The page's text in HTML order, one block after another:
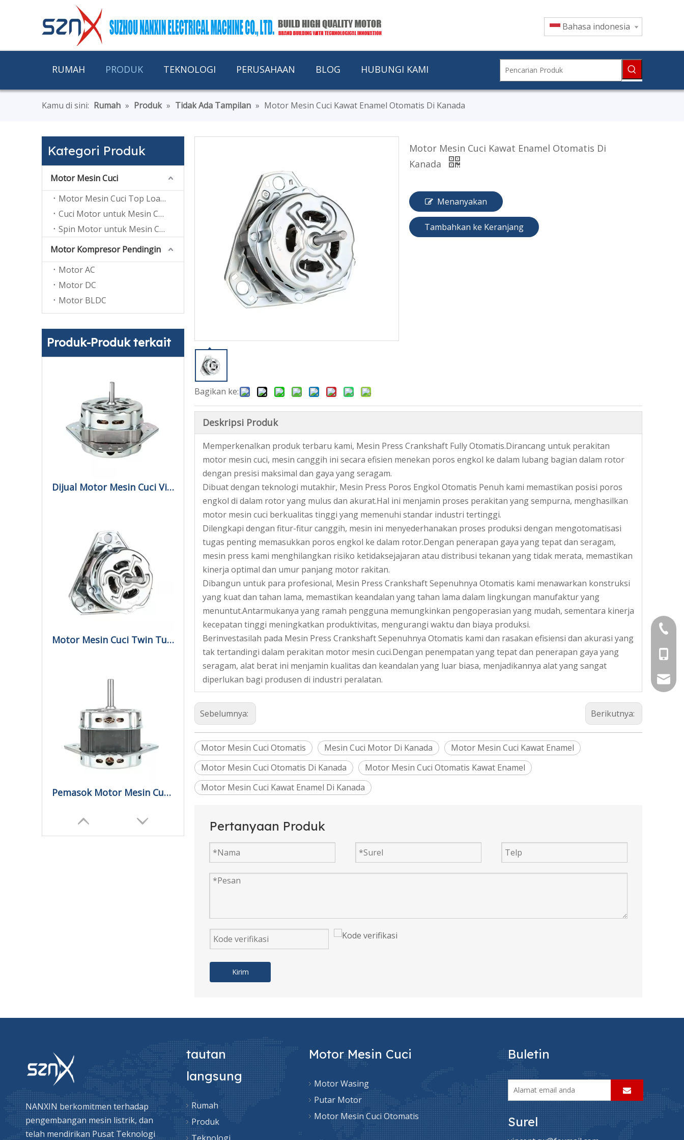
Bahasa indonesia
RUMAH PRODUK TEKNOLOGI PERUSAHAAN BLOG HUBUNGI KAMI
Kamu di sini: Rumah » Produk » Tidak Ada Tampilan » Motor Mesin Cuci Kawat Enamel Otomatis Di Kanada
Kategori Produk
Motor Mesin Cuci
Motor Mesin Cuci Top Loading
Cuci Motor untuk Mesin Cuci Twin Tub
Spin Motor untuk Mesin Cuci Twin Tub
Motor Kompresor Pendingin
Motor AC
Motor DC
Motor BLDC
Produk-Produk terkait
Dijual Motor Mesin Cuci Vintage Otomatis
Motor Mesin Cuci Twin Tub Otomatis Di India
Pemasok Motor Mesin Cuci Tanpa Sikat Otomatis
Dijual Mesin Cuci Rotor Twin Tub Motor
Bagikan ke:
Motor Mesin Cuci Kawat Enamel Otomatis Di
Kanada
Menanyakan
Tambahkan ke Keranjang
Deskripsi Produk
Memperkenalkan produk terbaru kami, Mesin Press Crankshaft Fully Otomatis.Dirancang untuk perakitan
motor mesin cuci, mesin canggih ini secara efisien menekan poros engkol ke dalam lubang bagian dalam rotor
dengan presisi maksimal dan gaya yang seragam.
Dibuat dengan teknologi mutakhir, Mesin Press Poros Engkol Otomatis Penuh kami memastikan posisi poros
engkol di dalam rotor yang mulus dan akurat.Hal ini menjamin proses perakitan yang sempurna, menghasilkan
motor mesin cuci berkualitas tinggi yang memenuhi standar industri tertinggi.
Dilengkapi dengan fitur-fitur canggih, mesin ini menyederhanakan proses produksi dengan mengotomatisasi
tugas penting memasukkan poros engkol ke dalam rotor.Dengan penerapan gaya yang tepat dan seragam,
mesin press kami menghilangkan risiko ketidaksejajaran atau distribusi tekanan yang tidak merata, memastikan
kinerja optimal dan umur panjang motor rakitan.
Dibangun untuk para profesional, Mesin Press Crankshaft Sepenuhnya Otomatis kami menawarkan konstruksi
yang kuat dan tahan lama, memastikan keandalan yang tahan lama dalam lingkungan manufaktur yang
menuntut.Antarmukanya yang ramah pengguna memungkinkan pengoperasian yang mudah, sementara kinerja
kecepatan tinggi meningkatkan produktivitas, mengurangi waktu dan biaya produksi.
Berinvestasilah pada Mesin Press Crankshaft Sepenuhnya Otomatis kami dan rasakan efisiensi dan akurasi yang
tak tertandingi dalam perakitan motor mesin cuci.Dengan penempatan yang tepat dan penerapan gaya yang
seragam, alat berat ini menjamin kualitas dan keandalan yang luar biasa, menjadikannya alat yang sangat
diperlukan bagi produsen di industri peralatan.
Sebelumnya: Berikutnya:
Motor Mesin Cuci Otomatis Mesin Cuci Motor Di Kanada
Motor Mesin Cuci Kawat Enamel
Motor Mesin Cuci Otomatis Di Kanada
Motor Mesin Cuci Otomatis Kawat Enamel
Motor Mesin Cuci Kawat Enamel Di Kanada
Pertanyaan Produk
Kirim
NANXIN berkomitmen terhadap
pengembangan mesin listrik, dan
telah mendirikan Pusat Teknologi
tautan
langsung
Rumah
Produk
+86-
Motor Mesin Cuci
Motor Wasing
Putar Motor
Motor Mesin Cuci Otomatis
Buletin
Surel